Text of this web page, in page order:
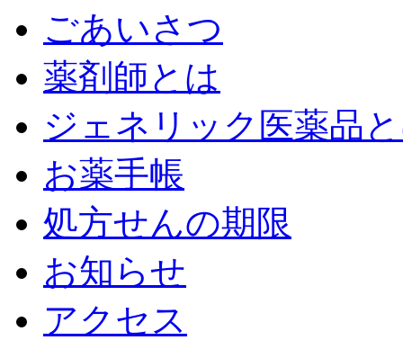
ごあいさつ
薬剤師とは
ジェネリック医薬品
お薬手帳
処方せんの期限
お知らせ
アクセス